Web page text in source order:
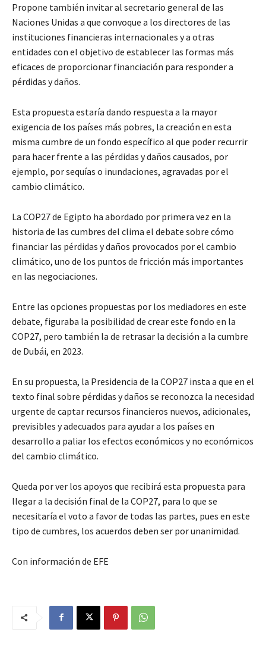
Propone también invitar al secretario general de las
Naciones Unidas a que convoque a los directores de las
instituciones financieras internacionales y a otras
entidades con el objetivo de establecer las formas más
eficaces de proporcionar financiación para responder a
pérdidas y daños.
Esta propuesta estaría dando respuesta a la mayor
exigencia de los países más pobres, la creación en esta
misma cumbre de un fondo específico al que poder recurrir
para hacer frente a las pérdidas y daños causados, por
ejemplo, por sequías o inundaciones, agravadas por el
cambio climático.
La COP27 de Egipto ha abordado por primera vez en la
historia de las cumbres del clima el debate sobre cómo
financiar las pérdidas y daños provocados por el cambio
climático, uno de los puntos de fricción más importantes
en las negociaciones.
Entre las opciones propuestas por los mediadores en este
debate, figuraba la posibilidad de crear este fondo en la
COP27, pero también la de retrasar la decisión a la cumbre
de Dubái, en 2023.
En su propuesta, la Presidencia de la COP27 insta a que en el
texto final sobre pérdidas y daños se reconozca la necesidad
urgente de captar recursos financieros nuevos, adicionales,
previsibles y adecuados para ayudar a los países en
desarrollo a paliar los efectos económicos y no económicos
del cambio climático.
Queda por ver los apoyos que recibirá esta propuesta para
llegar a la decisión final de la COP27, para lo que se
necesitaría el voto a favor de todas las partes, pues en este
tipo de cumbres, los acuerdos deben ser por unanimidad.
Con información de EFE